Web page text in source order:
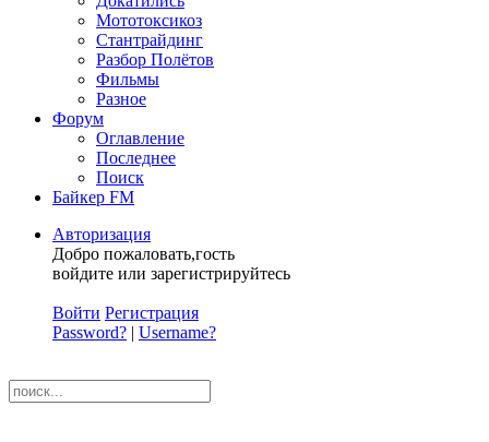
Мототоксикоз
Стантрайдинг
Разбор Полётов
Фильмы
Разное
Форум
Оглавление
Последнее
Поиск
Байкер FM
Авторизация
Добро пожаловать,гость
войдите или зарегистрируйтесь
Войти Регистрация
Password? | Username?